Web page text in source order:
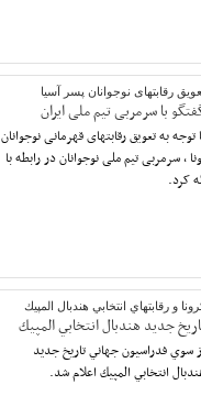
رقابتهای نوجوانان پسر آسیا
با سرمربی تیم ملی ایران
توجه به تعویق رقابتهای قهرمانی نوجوانان
، سرمربی تیم ملی نوجوانان در رابطه با
کرد.
و رقابتهاي انتخابي هندبال المپيك
جديد هندبال انتخابي المپيك
سوي فدراسيون جهاني تاريخ جديد
انتخابي المپيك اعلام شد.